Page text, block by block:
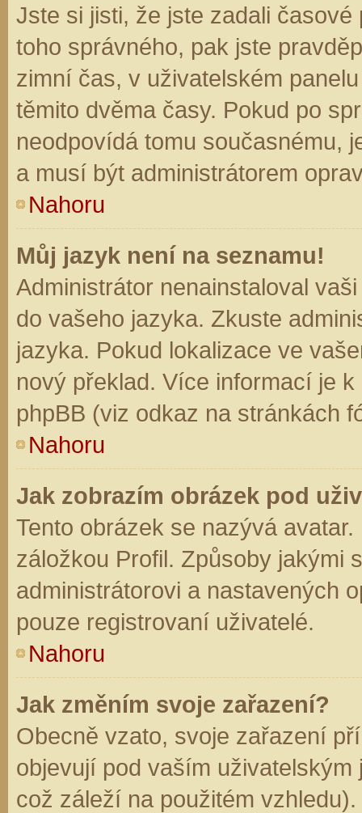
Jste si jisti, že jste zadali
toho správného, pak jste
zimní čas, v uživatelském
těmito dvěma časy. Pokud po
neodpovídá tomu současnému,
a musí být administrátorem
Nahoru
Můj jazyk není na seznamu!
Administrátor nenainstaloval
do vašeho jazyka. Zkuste
jazyka. Pokud lokalizace ve
nový překlad. Více informací je
phpBB (viz odkaz na stránkách
Nahoru
Jak zobrazím obrázek pod
Tento obrázek se nazývá
záložkou Profil. Způsoby jakými
administrátorovi a nastavených
pouze registrovaní uživatelé.
Nahoru
Jak změním svoje zařazení?
Obecně vzato, svoje zařazení
objevují pod vaším
což záleží na použitém